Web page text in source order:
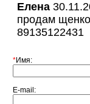
Елена
продам
89135122431
*Имя:
E-mail: